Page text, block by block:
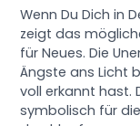
Wenn Du Dich in
zeigt das
für Neues. Die
Ängste ans Licht
voll erkannt hast.
symbolisch für